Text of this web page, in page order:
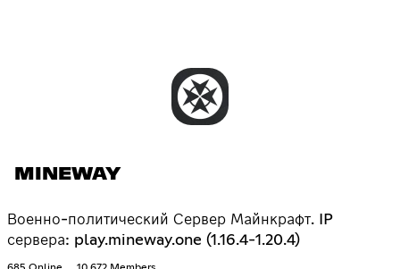
MINEWAY
Военно-политический Сервер Майнкрафт. IP
сервера: play.mineway.one (1.16.4-1.20.4)